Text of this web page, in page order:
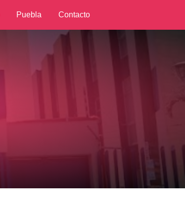
Puebla Contacto